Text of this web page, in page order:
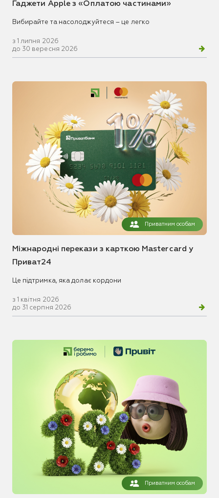
Гаджети Apple з «Оплатою частинами»
Вибирайте та насолоджуйтеся – це легко
з 1 липня 2026
до 30 вересня 2026
Приватним особам
Міжнародні перекази з карткою Mastercard у
Приват24
Це підтримка, яка долає кордони
з 1 квітня 2026
до 31 серпня 2026
Приватним особам